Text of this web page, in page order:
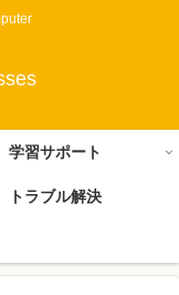
学習サポート
トラブル解決